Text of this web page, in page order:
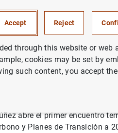
I Encuentro
de los
AND GREEN TRANSITION
abre el primer encuentro
y Planes de Transición a
Accept Reject
through this website or
cookies may be set by
such content, you accept